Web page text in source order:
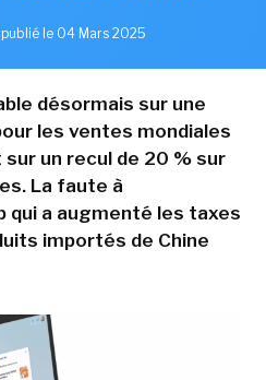
publié le 04 Mars 2025
désormais sur une
les ventes mondiales
un recul de 20 % sur
La faute à
qui a augmenté les taxes
importés de Chine